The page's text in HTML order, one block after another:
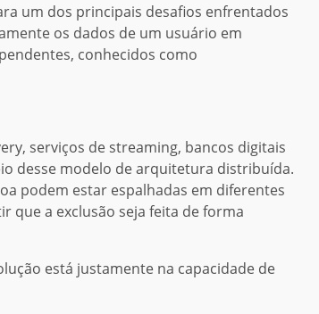
um dos principais desafios enfrentados
os dados de um usuário em
conhecidos como
serviços de streaming, bancos digitais
desse modelo de arquitetura distribuída.
podem estar espalhadas em diferentes
que a exclusão seja feita de forma
está justamente na capacidade de